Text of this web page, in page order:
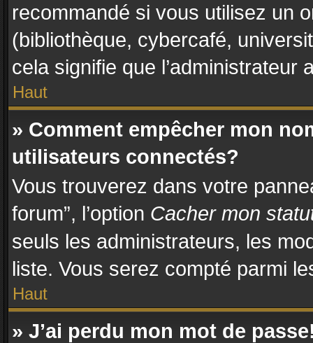
recommandé si vous utilisez un
(bibliothèque, cybercafé,
cela signifie que l’administrateur
Haut
» Comment empêcher mon
utilisateurs connectés?
Vous trouverez dans votre
forum”, l’option Cacher mon
seuls les administrateurs, les
liste. Vous serez compté parmi
Haut
» J’ai perdu mon mot de